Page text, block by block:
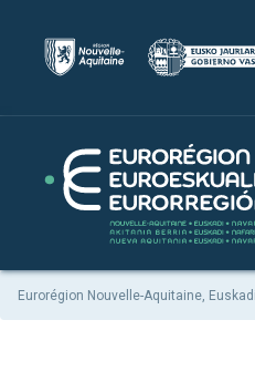
Eurorégion Nouvelle-Aquitaine,